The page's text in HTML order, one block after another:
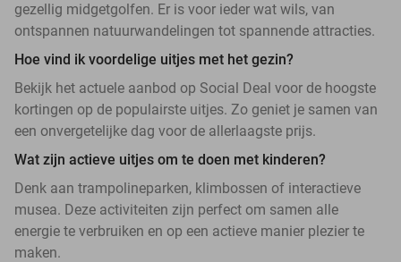
gezellig midgetgolfen. Er is voor ieder wat wils, van
ontspannen natuurwandelingen tot spannende attracties.
Hoe vind ik voordelige uitjes met het gezin?
Bekijk het actuele aanbod op Social Deal voor de hoogste
kortingen op de populairste uitjes. Zo geniet je samen van
een onvergetelijke dag voor de allerlaagste prijs.
Wat zijn actieve uitjes om te doen met kinderen?
Denk aan trampolineparken, klimbossen of interactieve
musea. Deze activiteiten zijn perfect om samen alle
energie te verbruiken en op een actieve manier plezier te
maken.